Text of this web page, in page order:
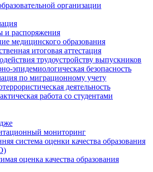
организации
и распоряжения
медицинского образования
итоговая аттестация
трудоустройству выпускников
эпидемиологическая безопасность
по миграционному учету
деятельность
работа со студентами
мониторинг
система оценки качества образования
оценка качества образования